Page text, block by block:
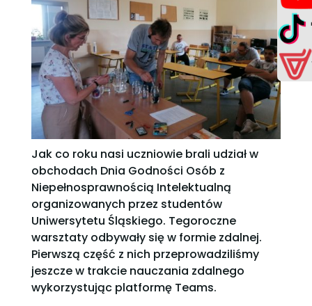
Jak co roku nasi uczniowie brali udział w
obchodach Dnia Godności Osób z
Niepełnosprawnością Intelektualną
organizowanych przez studentów
Uniwersytetu Śląskiego. Tegoroczne
warsztaty odbywały się w formie zdalnej.
Pierwszą część z nich przeprowadziliśmy
jeszcze w trakcie nauczania zdalnego
wykorzystując platformę Teams.